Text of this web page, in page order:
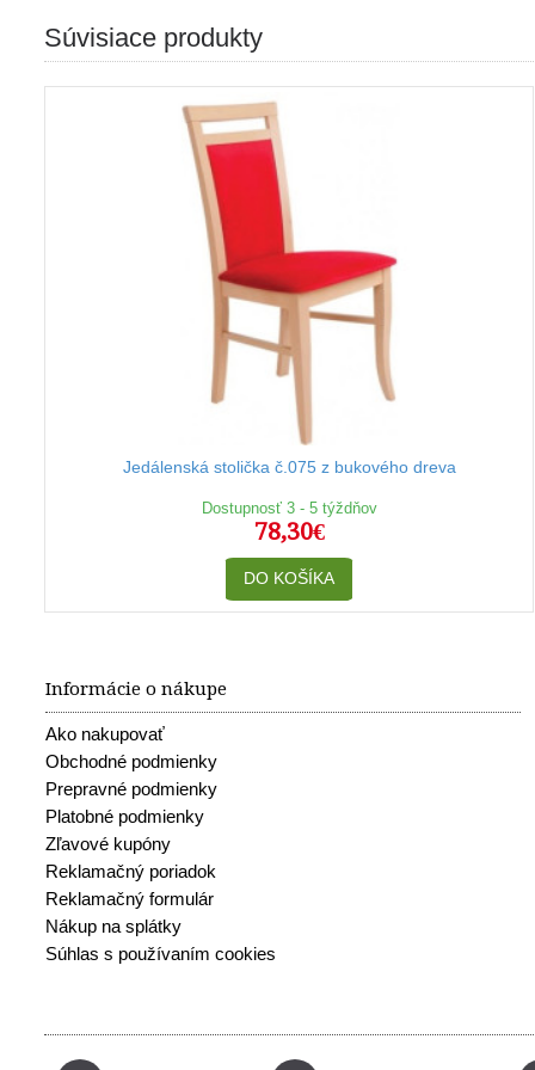
Súvisiace produkty
Jedálenská stolička č.075 z bukového dreva
Dostupnosť 3 - 5 týždňov
78,30€
DO KOŠÍKA
Informácie o nákupe
Ako nakupovať
Obchodné podmienky
Prepravné podmienky
Platobné podmienky
Zľavové kupóny
Reklamačný poriadok
Reklamačný formulár
Nákup na splátky
Súhlas s používaním cookies